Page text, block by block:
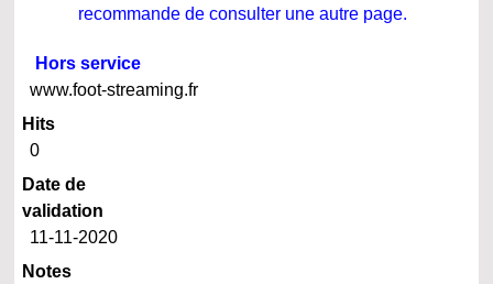
recommande de consulter une autre page.
Hors service
www.foot-streaming.fr
Hits
0
Date de
validation
11-11-2020
Notes